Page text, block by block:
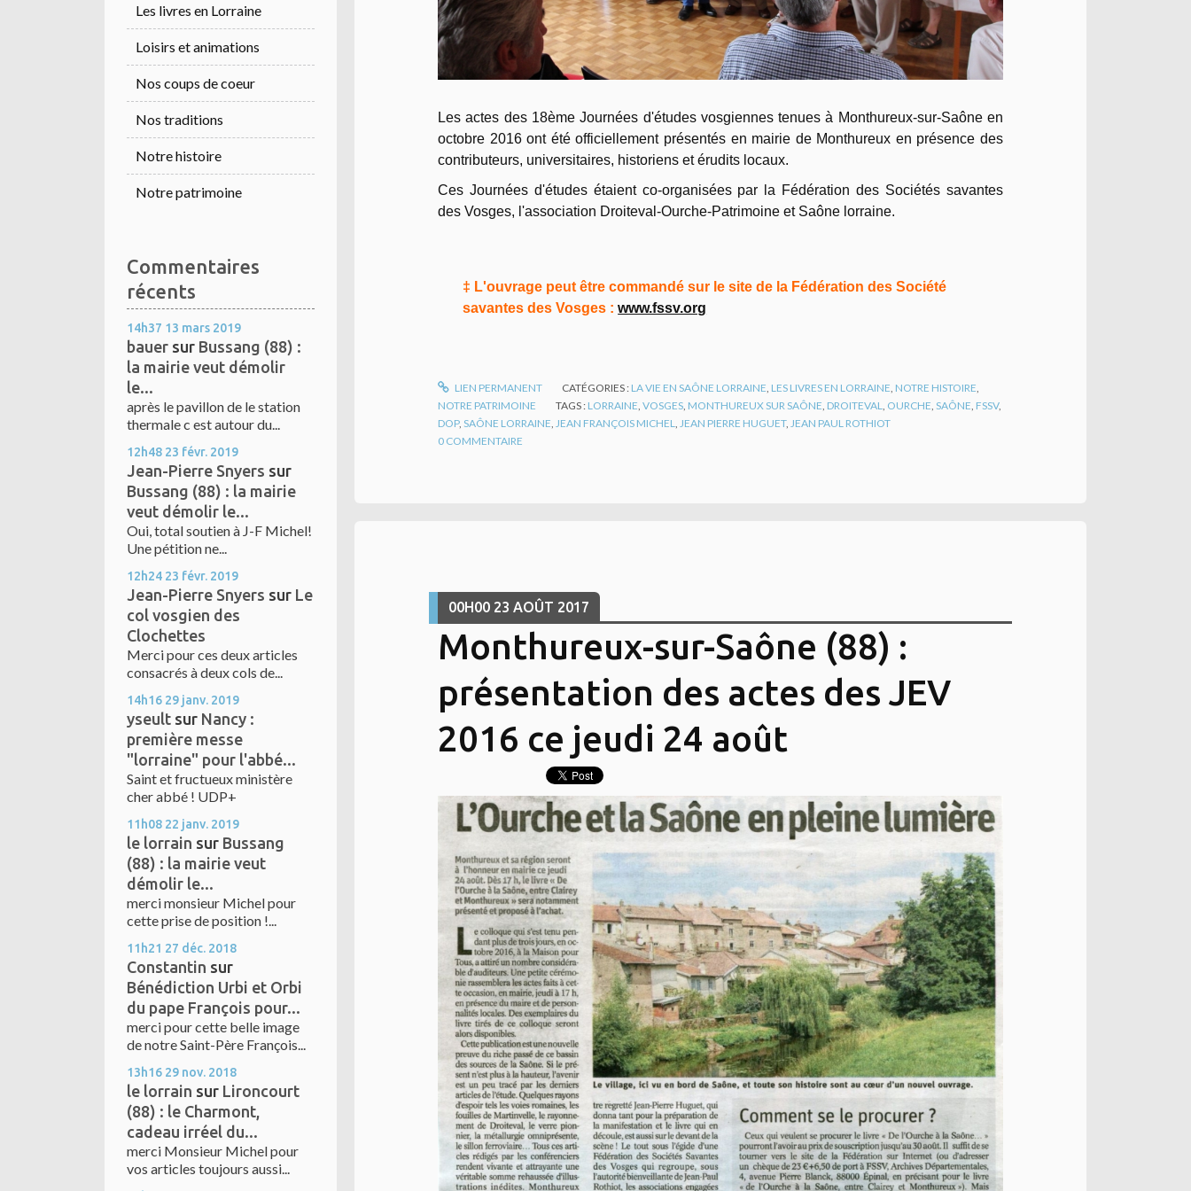
Les livres en Lorraine
Loisirs et animations
Nos coups de coeur
Nos traditions
Notre histoire
Notre patrimoine
Commentaires
récents
14h37 13 mars 2019
bauer sur Bussang (88) :
la mairie veut démolir
le...
après le pavillon de le station
thermale c est autour du...
12h48 23 févr. 2019
Jean-Pierre Snyers sur
Bussang (88) : la mairie
veut démolir le...
Oui, total soutien à J-F Michel!
Une pétition ne...
12h24 23 févr. 2019
Jean-Pierre Snyers sur Le
col vosgien des
Clochettes
Merci pour ces deux articles
consacrés à deux cols de...
14h16 29 janv. 2019
yseult sur Nancy :
première messe
"lorraine" pour l'abbé...
Saint et fructueux ministère
cher abbé ! UDP+
11h08 22 janv. 2019
le lorrain sur Bussang
(88) : la mairie veut
démolir le...
merci monsieur Michel pour
cette prise de position !...
11h21 27 déc. 2018
Constantin sur
Bénédiction Urbi et Orbi
du pape François pour...
merci pour cette belle image
de notre Saint-Père François...
13h16 29 nov. 2018
le lorrain sur Lironcourt
(88) : le Charmont,
cadeau irréel du...
merci Monsieur Michel pour
vos articles toujours aussi...
Les actes des 18ème Journées d'études vosgiennes tenues à Monthureux-sur-Saône en
octobre 2016 ont été officiellement présentés en mairie de Monthureux en présence des
contributeurs, universitaires, historiens et érudits locaux.
Ces Journées d'études étaient co-organisées par la Fédération des Sociétés savantes
des Vosges, l'association Droiteval-Ourche-Patrimoine et Saône lorraine.
‡ L'ouvrage peut être commandé sur le site de la Fédération des Société
savantes des Vosges : www.fssv.org
LIEN PERMANENT CATÉGORIES : LA VIE EN SAÔNE LORRAINE LES LIVRES EN LORRAINE NOTRE HISTOIRE
NOTRE PATRIMOINE
TAGS : LORRAINE VOSGES MONTHUREUX SUR SAÔNE DROITEVAL OURCHE SAÔNE FSSV,
DOP, SAÔNE LORRAINE JEAN FRANÇOIS MICHEL JEAN PIERRE HUGUET, JEAN PAUL ROTHIOT
0 COMMENTAIRE
00H00 23 AOÛT 2017
Monthureux-sur-Saône (88) :
présentation des actes des JEV
2016 ce jeudi 24 août